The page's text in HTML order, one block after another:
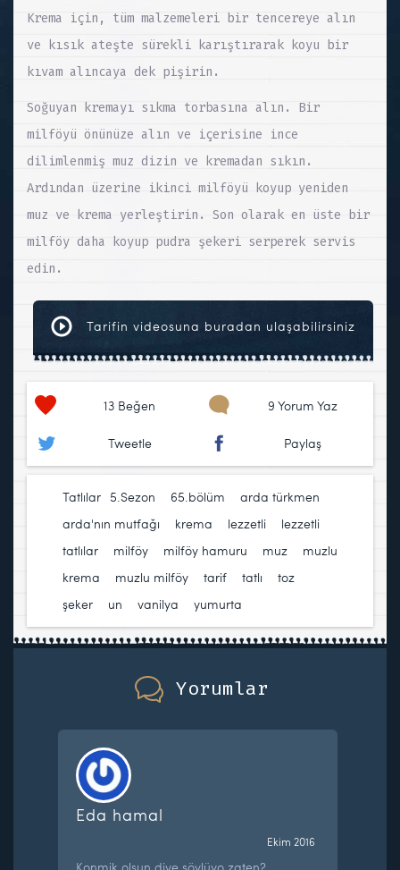
Krema için, tüm malzemeleri bir tencereye alın
ve kısık ateşte sürekli karıştırarak koyu bir
kıvam alıncaya dek pişirin.
Soğuyan kremayı sıkma torbasına alın. Bir
milföyü önünüze alın ve içerisine ince
dilimlenmiş muz dizin ve kremadan sıkın.
Ardından üzerine ikinci milföyü koyup yeniden
muz ve krema yerleştirin. Son olarak en üste bir
milföy daha koyup pudra şekeri serperek servis
edin.
Tarifin videosuna buradan ulaşabilirsiniz
13 Beğen 9 Yorum Yaz
Tweetle Paylaş
Tatlılar 5.Sezon 65.bölüm arda türkmen
arda'nın mutfağı
krema lezzetli
lezzetli
tatlılar
milföy milföy hamuru muz
muzlu
krema
muzlu milföy tarif tatlı
toz
şeker
un vanilya yumurta
Yorumlar
Eda hamal
Ekim 2016